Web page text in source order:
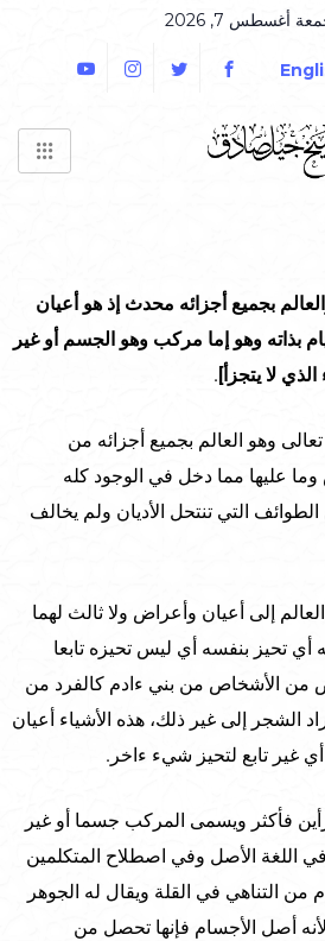
أغسطس 7, 2026
بجميع أجزائه محدث إذ هو أعيان
بذاته وهو إما مركب وهو الجسم أو غير
لا يتجزأ] .
وهو العالم بجميع أجزائه من
عليها مما دخل في الوجود كله
التي تنتحل الأديان ولم يخالف
إلى أعيان وأعراض ولا ثالث لهما
أي تحيز بنفسه أي ليس تحيزه تابعا
الأشخاص من بني ءادم كالفرد من
الشجر إلى غير ذلك، هذه الأشياء أعيان
أي غير تابع لتحيز شيء ءاخر.
فأكثر ويسمى المركب جسما أو غير
اللغة الأصل وفي اصطلاح المتكلمين
من التناهي في القلة ويقال له الجوهر
أصل الأجسام فإنها تحصل من